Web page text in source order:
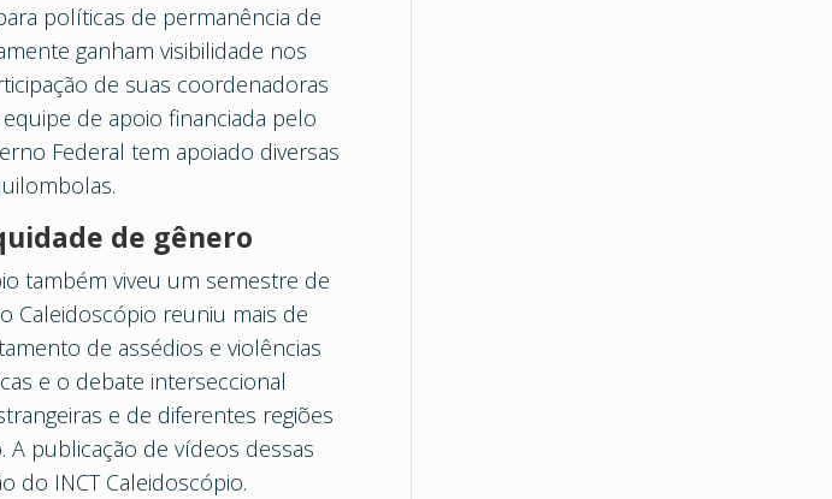
políticas de permanência de
ganham visibilidade nos
de suas coordenadoras
de apoio financiada pelo
Federal tem apoiado diversas
de gênero
também viveu um semestre de
Caleidoscópio reuniu mais de
de assédios e violências
e o debate interseccional
e de diferentes regiões
publicação de vídeos dessas
do INCT Caleidoscópio.